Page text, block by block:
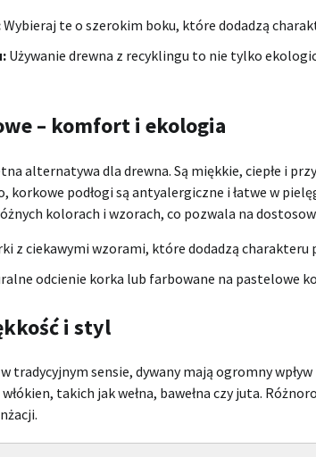
Wybieraj te o szerokim boku, które dodadzą
Używanie drewna z recyklingu to nie tylko
– komfort i ekologia
alternatywa dla drewna. Są miękkie, ciepłe i
korkowe podłogi są antyalergiczne i łatwe w
kolorach i wzorach, co pozwala na
z ciekawymi wzorami, które dodadzą charakteru
odcienie korka lub farbowane na pastelowe
i styl
tradycyjnym sensie, dywany mają ogromny
takich jak wełna, bawełna czy juta.